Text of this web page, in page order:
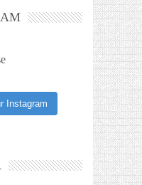
Instagram